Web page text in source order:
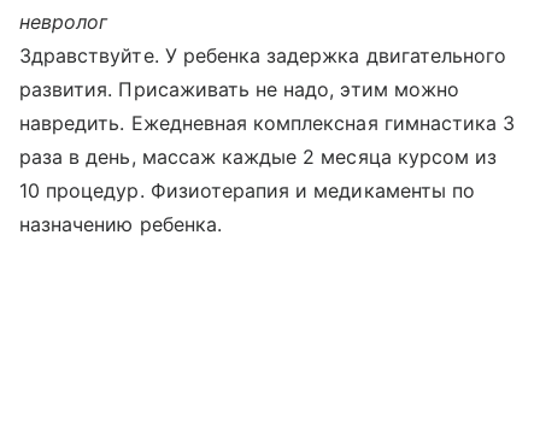
невролог
Здравствуйте. У ребенка задержка двигательного
развития. Присаживать не надо, этим можно
навредить. Ежедневная комплексная гимнастика 3
раза в день, массаж каждые 2 месяца курсом из
10 процедур. Физиотерапия и медикаменты по
назначению ребенка.